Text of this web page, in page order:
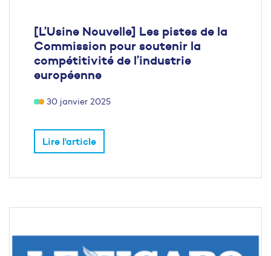
[L’Usine Nouvelle] Les pistes de la
Commission pour soutenir la
compétitivité de l’industrie
européenne
30 janvier 2025
Lire l'article